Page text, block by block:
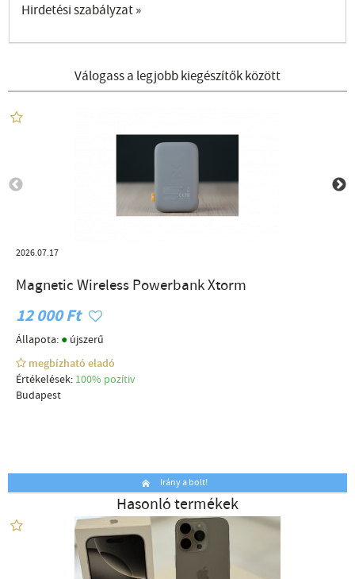
Hirdetési szabályzat »
Válogass a legjobb kiegészítők között
2026.07.17
Magnetic Wireless Powerbank Xtorm
12 000 Ft
Állapota: ● újszerű
megbízható eladó
Értékelések: 100% pozítiv
Budapest
Irány a bolt!
Hasonló termékek